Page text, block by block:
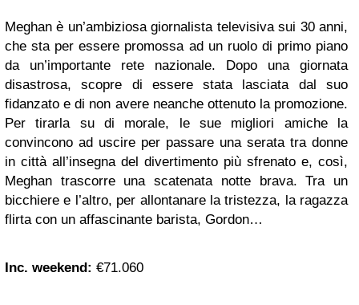
Meghan è un’ambiziosa giornalista televisiva sui 30 anni,
che sta per essere promossa ad un ruolo di primo piano
da un’importante rete nazionale. Dopo una giornata
disastrosa, scopre di essere stata lasciata dal suo
fidanzato e di non avere neanche ottenuto la promozione.
Per tirarla su di morale, le sue migliori amiche la
convincono ad uscire per passare una serata tra donne
in città all’insegna del divertimento più sfrenato e, così,
Meghan trascorre una scatenata notte brava. Tra un
bicchiere e l’altro, per allontanare la tristezza, la ragazza
flirta con un affascinante barista, Gordon…
Inc. weekend: €71.060